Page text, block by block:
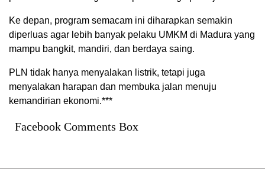
Ke depan, program semacam ini diharapkan semakin
diperluas agar lebih banyak pelaku UMKM di Madura yang
mampu bangkit, mandiri, dan berdaya saing.
PLN tidak hanya menyalakan listrik, tetapi juga
menyalakan harapan dan membuka jalan menuju
kemandirian ekonomi.***
Facebook Comments Box